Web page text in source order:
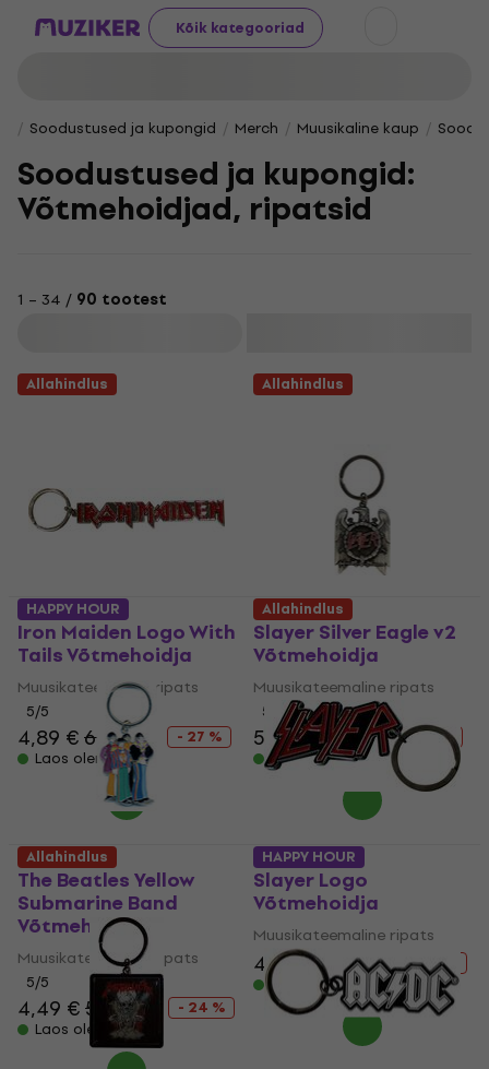
Kõik kategooriad
Soodustused ja kupongid Merch Muusikaline kaup
Soodustused ja kupongid:
Võtmehoidjad, ripatsid
1 – 34 / 90 tootest
Allahindlus
Iron Maiden Logo With
Tails Võtmehoidja
Muusikateemaline ripats
5/5
4,89 €6,69 €
- 27 %
Laos olemas
Allahindlus
Slayer Silver Eagle v2
Võtmehoidja
Muusikateemaline ripats
5 /5
5,39 €7,59 €
- 29 %
Laos olemas
HAPPY HOUR
The Beatles Yellow
Submarine Band
Võtmehoidja
Muusikateemaline ripats
5/5
4,49 €5,89 €
- 24 %
Laos olemas
Allahindlus
Slayer Logo
Võtmehoidja
Muusikateemaline ripats
4,99 €6,49 €
- 23 %
Laos olemas
Allahindlus HAPPY HOUR